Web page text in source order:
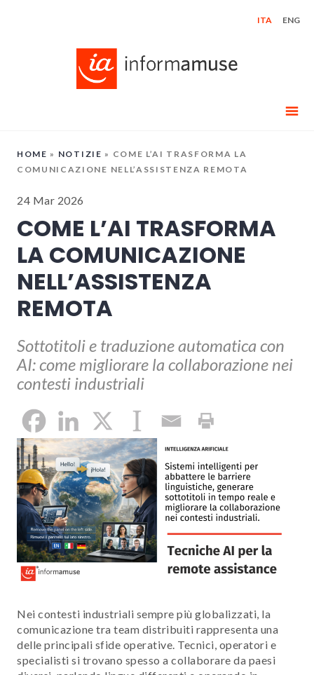
ITA ENG
HOME » NOTIZIE » COME L’AI TRASFORMA LA
COMUNICAZIONE NELL’ASSISTENZA REMOTA
24 Mar 2026
COME L’AI TRASFORMA
LA COMUNICAZIONE
NELL’ASSISTENZA
REMOTA
Sottotitoli e traduzione automatica con
AI: come migliorare la collaborazione nei
contesti industriali
Nei contesti industriali sempre più globalizzati, la
comunicazione tra team distribuiti rappresenta una
delle principali sfide operative. Tecnici, operatori e
specialisti si trovano spesso a collaborare da paesi